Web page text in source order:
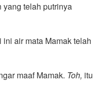
yang telah putrinya
ini air mata Mamak telah
maaf Mamak. Toh, itu